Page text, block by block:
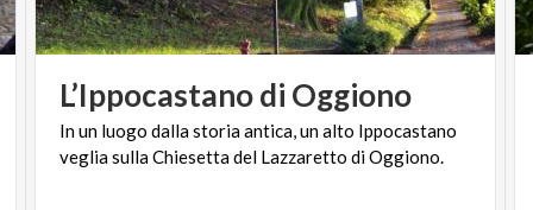
L’Ippocastanodi Oggiono
Inun luogo dallastoriaantica,unalto Ippocastano
vegliasullaChiesettadel Lazzaretto diOggiono.